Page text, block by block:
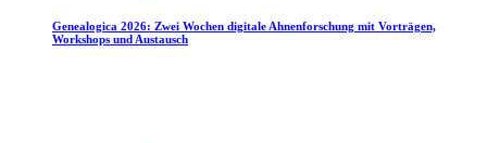
Genealogica 2026: Zwei Wochen digitale Ahnenforschung mit Vorträgen,
Workshops und Austausch